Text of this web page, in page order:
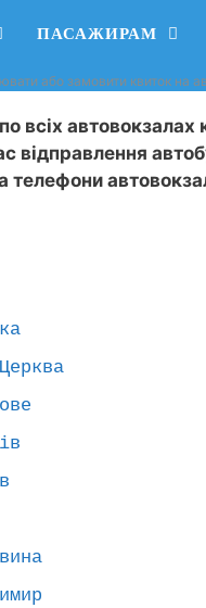
ПАСАЖИРАМ
або замовити квиток
всіх автовокзалах
відправлення